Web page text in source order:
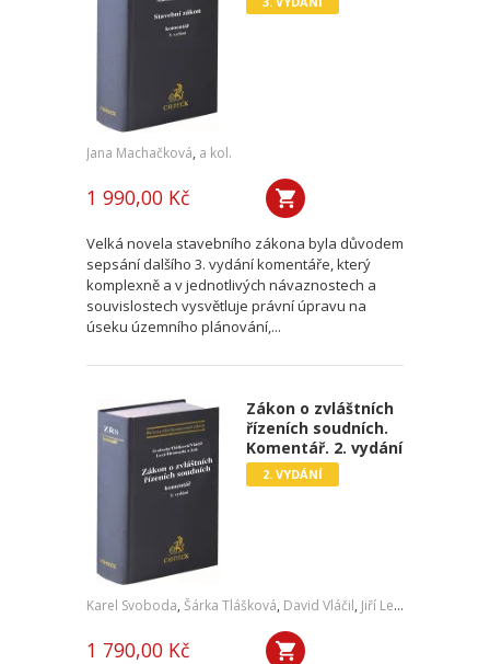
Jana Machačková, a kol.
1 990,00 Kč
Velká novela stavebního zákona byla důvodem
sepsání dalšího 3. vydání komentáře, který
komplexně a v jednotlivých návaznostech a
souvislostech vysvětluje právní úpravu na
úseku územního plánování,...
Zákon o zvláštních
řízeních soudních.
Komentář. 2. vydání
2. VYDÁNÍ
Karel Svoboda, Šárka Tlášková, David Vláčil, Jiří Levý
1 790,00 Kč